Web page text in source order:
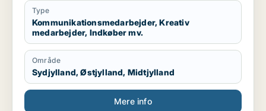
Type
Kommunikationsmedarbejder, Kreativ
medarbejder, Indkøber mv.
Område
Sydjylland, Østjylland, Midtjylland
Mere info